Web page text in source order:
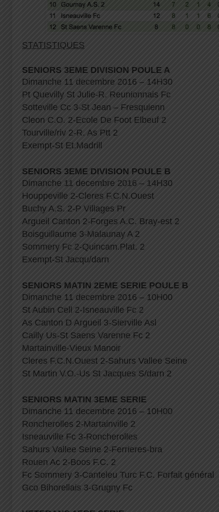
STATISTIQUES
SENIORS 3EME DIVISION POULE A
Dimanche 11 decembre 2016 – 14H30
Pt Quevilly St Julie-R. Reunionnais Fc
Sotteville Cc 3-St Jean – Fresquienn
Cleon C.O. 2-Ecole De Foot Elbeuf 2
Tourville/riv 2-R. As Ptt 2
Exempt-St Et.Madrill
SENIORS 3EME DIVISION POULE B
Dimanche 11 decembre 2016 – 14H30
Houppeville 2-Cleres F.C.N.Ouest
Buchy A.S. 2-P Villages Pr
Argueil Canton 2-Forges A.C. Bray-est 2
Boisguillaume 3-Malaunay A 2
Sommery Fc 2-Quincam.Plat. 2
Exempt-St Jacqu/darn
SENIORS MATIN 2EME SERIE POULE B
Dimanche 11 decembre 2016 – 10H00
St Aubin Cell 2-Isneauville Fc 2
As Canton D Argueil 3-Sierville Asl
Cailly Us-St Saens Varenne Fc 2
Martainville-Vieux Manoir
Cleres F.C.N.Ouest 2-Sahurs Vallee Seine
St Martin V.O.-Us St Jacques S/darn 2
SENIORS MATIN 3EME SERIE
Dimanche 11 decembre 2016 – 10H00
Roncherolles 2-Martainville 2
Isneauville Fc 3-Roncherolles
Sahurs Vallee Seine 2-Ferrieres-bra
Rouen Ac 2-Boos F.C. 2
Fc Sommery 3-Canteleu Turc F.C. Forfait général
Gco Bihorellais 3-Grugny Fc